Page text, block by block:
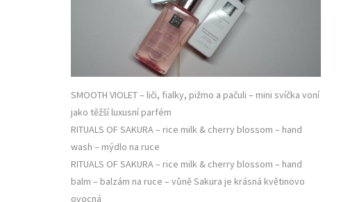
SMOOTH VIOLET – liči, fialky, pižmo a pačuli – mini svíčka voní
jako těžší luxusní parfém
RITUALS OF SAKURA – rice milk & cherry blossom – hand
wash – mýdlo na ruce
RITUALS OF SAKURA – rice milk & cherry blossom – hand
balm – balzám na ruce – vůně Sakura je krásná květinovo
ovocná